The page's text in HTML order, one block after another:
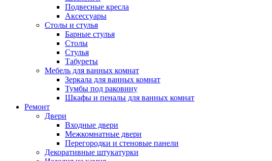
Подвесные кресла
Аксессуары
Столы и стулья
Барные стулья
Столы
Стулья
Табуреты
Мебель для ванных комнат
Зеркала для ванных комнат
Тумбы под раковину
Шкафы и пеналы для ванных комнат
Ремонт
Двери
Входные двери
Межкомнатные двери
Перегородки и стеновые панели
Декоративные штукатурки